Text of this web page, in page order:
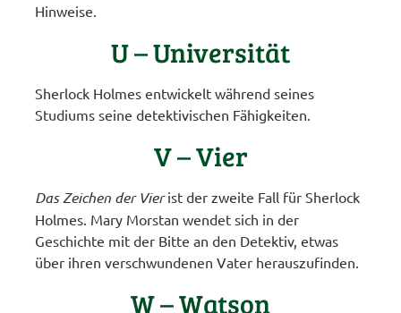
Hinweise.
U – Universität
Sherlock Holmes entwickelt während seines
Studiums seine detektivischen Fähigkeiten.
V – Vier
Das Zeichen der Vierist der zweite Fall für Sherlock
Holmes. Mary Morstan wendet sich in der
Geschichte mit der Bitte an den Detektiv, etwas
über ihren verschwundenen Vater herauszufinden.
W – Watson